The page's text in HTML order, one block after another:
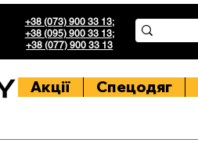
+38 (073) 900 33 13;
+38 (095) 900 33 13;
+38 (077) 900 33 13
Акції Спецодяг